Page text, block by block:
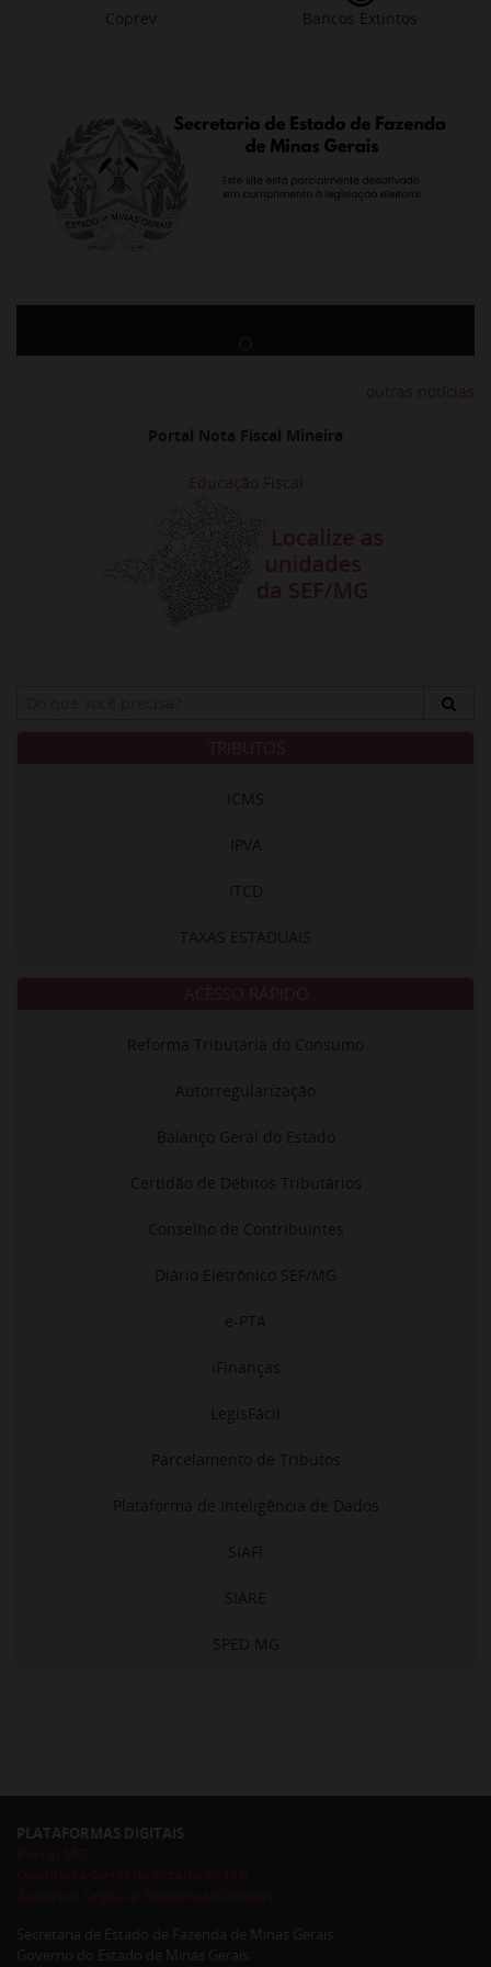
Coprev Bancos Extintos
Portal Nota Fiscal Mineira
ICMS
IPVA
ITCD
TAXAS ESTADUAIS
Reforma Tributária do Consumo
Autorregularização
Balanço Geral do Estado
Certidão de Débitos Tributários
Conselho de Contribuintes
Diário Eletrônico SEF/MG
e-PTA
iFinanças
LegisFácil
Parcelamento de Tributos
Plataforma de Inteligência de Dados
SIAFI
SIARE
SPED MG
PLATAFORMAS DIGITAIS
Secretaria de Estado de Fazenda de Minas Gerais
Governo do Estado de Minas Gerais